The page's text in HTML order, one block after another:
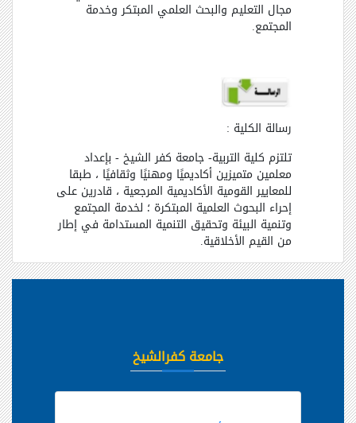
مجال التعليم والبحث العلمي المبتكر وخدمة
المجتمع.
رسالة الكلية :
تلتزم كلية التربية- جامعة كفر الشيخ - بإعداد
معلمين متميزين أكاديميًا ومهنيًا وثقافيًا ، طبقا
للمعايير القومية الأكاديمية المرجعية ، قادرين على
إحراء البحوث العلمية المبتكرة ؛ لخدمة المجتمع
وتنمية البيئة وتحقيق التنمية المستدامة في إطار
من القيم الأخلاقية.
جامعة كفرالشيخ